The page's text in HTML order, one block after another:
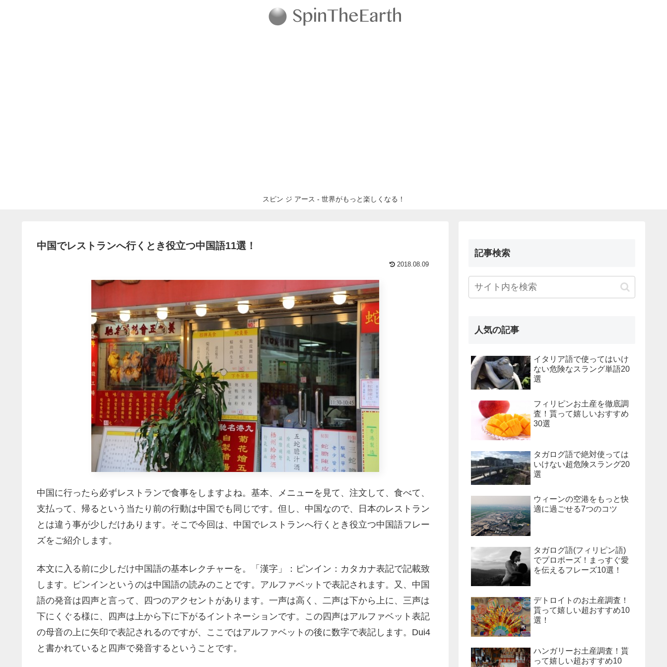
スピン ジ アース - 世界がもっと楽しくなる！
中国でレストランへ行くとき役立つ中国語11選！
2018.08.09
中国に行ったら必ずレストランで食事をしますよね。基本、メニューを見て、注文して、食べて、
支払って、帰るという当たり前の行動は中国でも同じです。但し、中国なので、日本のレストラン
とは違う事が少しだけあります。そこで今回は、中国でレストランへ行くとき役立つ中国語フレー
ズをご紹介します。
本文に入る前に少しだけ中国語の基本レクチャーを。「漢字」：ピンイン：カタカナ表記で記載致
します。ピンインというのは中国語の読みのことです。アルファベットで表記されます。又、中国
語の発音は四声と言って、四つのアクセントがあります。一声は高く、二声は下から上に、三声は
下にくぐる様に、四声は上から下に下がるイントネーションです。この四声はアルファベット表記
の母音の上に矢印で表記されるのですが、ここではアルファベットの後に数字で表記します。Dui4
と書かれていると四声で発音するということです。
記事検索
人気の記事
イタリア語で使ってはいけ
ない危険なスラング単語20
選
フィリピンお土産を徹底調
査！貰って嬉しいおすすめ
30選
タガログ語で絶対使っては
いけない超危険スラング20
選
ウィーンの空港をもっと快
適に過ごせる7つのコツ
タガログ語(フィリピン語)
でプロポーズ！まっすぐ愛
を伝えるフレーズ10選！
デトロイトのお土産調査！
貰って嬉しい超おすすめ10
選！
ハンガリーお土産調査！貰
って嬉しい超おすすめ10